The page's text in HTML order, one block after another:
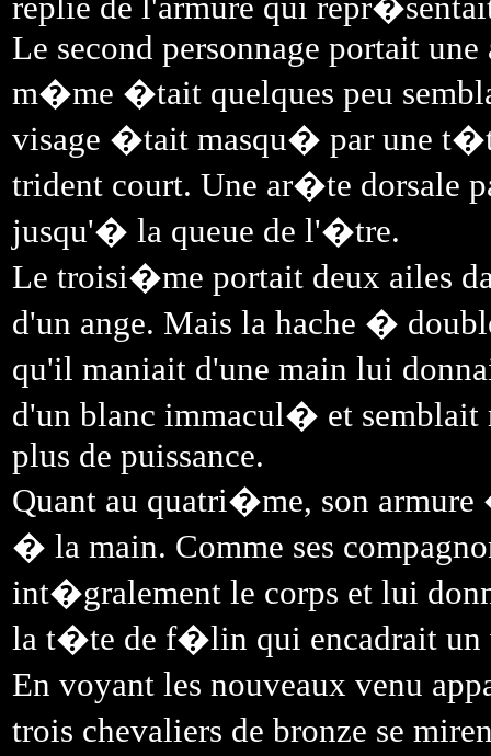
Le second personnage portait
m�me �tait quelques peu
visage �tait masqu� par une
trident court. Une ar�te dorsale
jusqu'� la queue de l'�tre.
Le troisi�me portait deux ailes
d'un ange. Mais la hache �
qu'il maniait d'une main lui
d'un blanc immacul� et
plus de puissance.
Quant au quatri�me, son
� la main. Comme ses
int�gralement le corps et lui
la t�te de f�lin qui encadrait un
En voyant les nouveaux venu
trois chevaliers de bronze se